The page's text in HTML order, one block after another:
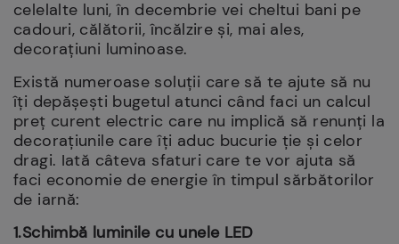
celelalte luni, în decembrie vei cheltui bani pe
cadouri, călătorii, încălzire și, mai ales,
decorațiuni luminoase.
Există numeroase soluții care să te ajute să nu
îți depășești bugetul atunci când faci un calcul
preț curent electric care nu implică să renunți la
decorațiunile care îți aduc bucurie ție și celor
dragi. Iată câteva sfaturi care te vor ajuta să
faci economie de energie în timpul sărbătorilor
de iarnă:
1.Schimbă luminile cu unele LED